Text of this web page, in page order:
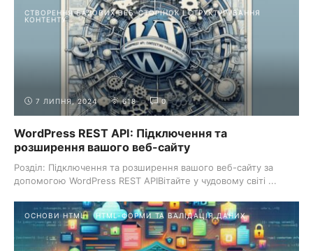
СТВОРЕННЯ БАЗОВИХ ВЕБ-СТОРІНОК І СТРУКТУРУВАННЯ
КОНТЕНТУ
7 ЛИПНЯ, 2024 618 0
WordPress REST API: Підключення та
розширення вашого веб-сайту
Розділ: Підключення та розширення вашого веб-сайту за
допомогою WordPress REST APIВітайте у чудовому світі ...
ОСНОВИ HTML HTML-ФОРМИ ТА ВАЛІДАЦІЯ ДАНИХ